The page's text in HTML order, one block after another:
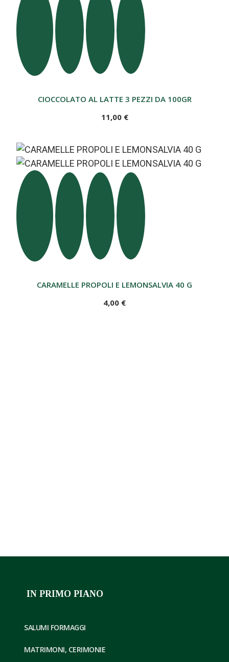
CIOCCOLATO AL LATTE 3 PEZZI DA 100GR
11,00 €
CARAMELLE PROPOLI E LEMONSALVIA 40 G
4,00 €
IN PRIMO PIANO
SALUMI FORMAGGI
MATRIMONI, CERIMONIE